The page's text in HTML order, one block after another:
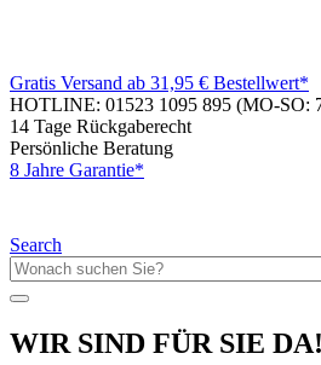
Gratis Versand ab 31,95 € Bestellwert*
HOTLINE: 01523 1095 895 (MO-SO:
14 Tage Rückgaberecht
Persönliche Beratung
8 Jahre Garantie*
Search
WIR SIND FÜR SIE DA!